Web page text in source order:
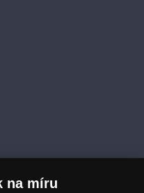
na míru